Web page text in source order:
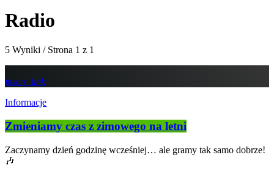
Radio
5 Wyniki / Strona 1 z 1
insert_link
Informacje
Zmieniamy czas z zimowego na letni
Zaczynamy dzień godzinę wcześniej… ale gramy tak samo dobrze!
🎶